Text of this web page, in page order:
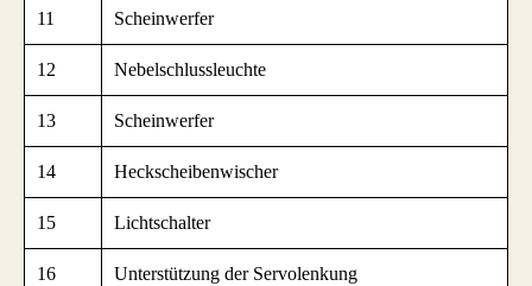
11 Scheinwerfer
12 Nebelschlussleuchte
13 Scheinwerfer
14 Heckscheibenwischer
15 Lichtschalter
16 Unterstützung der Servolenkung